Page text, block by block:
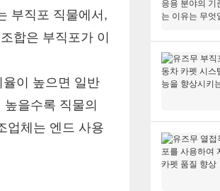
부직포 직물에서,
합은 부직포가 이
이 높으면 일반
을수록 직물의
업체는 엔드 사용